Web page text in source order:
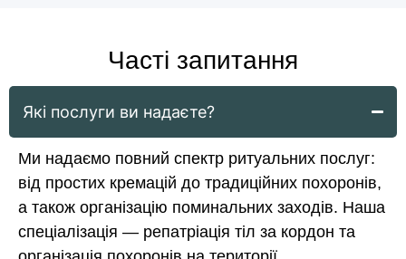
top-notch. Thank you again for your work!
Часті запитання
Які послуги ви надаєте?
Ми надаємо повний спектр ритуальних послуг:
від простих кремацій до традиційних похоронів,
а також організацію поминальних заходів. Наша
спеціалізація — репатріація тіл за кордон та